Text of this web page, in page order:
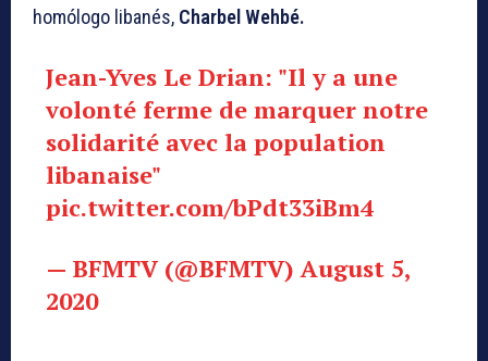
homólogo libanés, Charbel Wehbé.
Jean-Yves Le Drian: "Il y a une
volonté ferme de marquer notre
solidarité avec la population
libanaise"
pic.twitter.com/bPdt33iBm4
— BFMTV (@BFMTV)August 5,
2020